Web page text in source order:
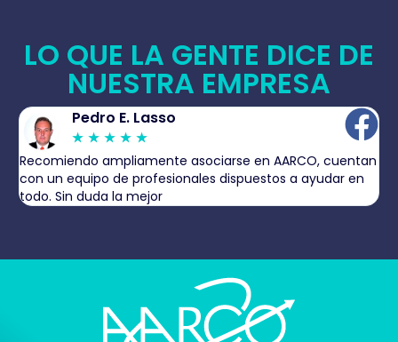
LO QUE LA GENTE DICE DE
NUESTRA EMPRESA
Pedro E. Lasso
★ ★ ★ ★ ★
Recomiendo ampliamente asociarse en AARCO, cuentan
con un equipo de profesionales dispuestos a ayudar en
todo. Sin duda la mejor